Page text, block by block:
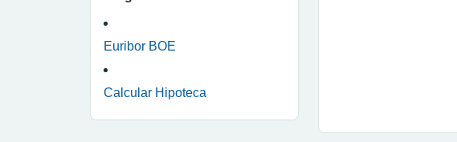
Euribor BOE
Calcular Hipoteca